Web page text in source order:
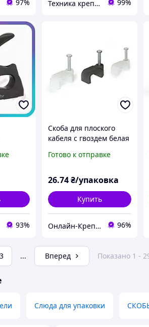
97% Техника крепежа "Метрекс Киев" 99%
14 мм
93%
Скоба для плоского
кабеля с гвоздем белая
Готово к отправке
26.74₴/упаковка
Купить
Онлайн-Крепеж 96%
3 ... Вперед Показано 1 -
Слюда для упаковки